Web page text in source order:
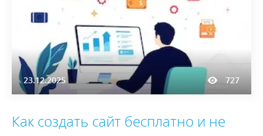
23.12.2025 727
Как создать сайт бесплатно и не